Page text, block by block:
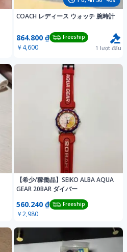
COACH レディース ウォッチ 腕時計
864.800 ₫ Freeship
￥4,600 1 lượt đấu
​【希少/稼働品】SEIKO ALBA AQUA
GEAR 20BAR ダイバー
560.240 ₫ Freeship
￥2,980